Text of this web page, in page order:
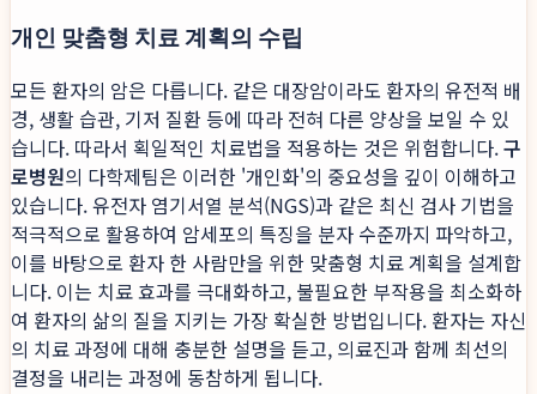
개인 맞춤형 치료 계획의 수립
모든 환자의 암은 다릅니다. 같은 대장암이라도 환자의 유전적 배
경, 생활 습관, 기저 질환 등에 따라 전혀 다른 양상을 보일 수 있
습니다. 따라서 획일적인 치료법을 적용하는 것은 위험합니다.구
로병원의 다학제팀은 이러한 '개인화'의 중요성을 깊이 이해하고
있습니다. 유전자 염기서열 분석(NGS)과 같은 최신 검사 기법을
적극적으로 활용하여 암세포의 특징을 분자 수준까지 파악하고,
이를 바탕으로 환자 한 사람만을 위한 맞춤형 치료 계획을 설계합
니다. 이는 치료 효과를 극대화하고, 불필요한 부작용을 최소화하
여 환자의 삶의 질을 지키는 가장 확실한 방법입니다. 환자는 자신
의 치료 과정에 대해 충분한 설명을 듣고, 의료진과 함께 최선의
결정을 내리는 과정에 동참하게 됩니다.